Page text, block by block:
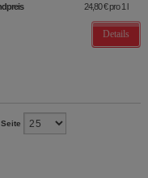
24,80 €pro 1 l
Details